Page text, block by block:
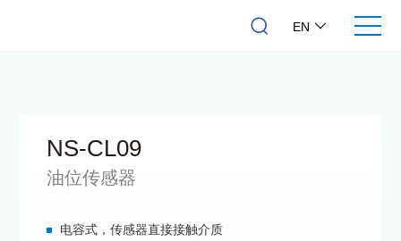
EN
NS-CL09
油位传感器
电容式，传感器直接接触介质